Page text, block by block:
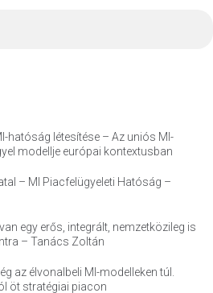
hatóság létesítése – Az uniós MI-
modellje európai kontextusban
– MI Piacfelügyeleti Hatóság –
egy erős, integrált, nemzetközileg is
– Tanács Zoltán
az élvonalbeli MI-modelleken túl.
öt stratégiai piacon